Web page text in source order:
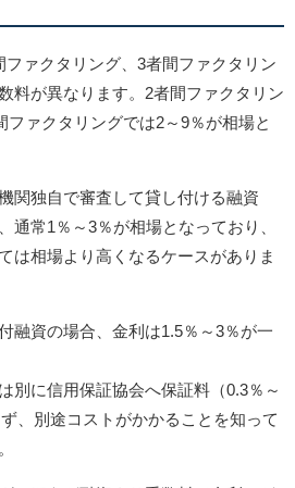
ァクタリング、3者間ファクタリン
料が異なります。2者間ファクタリン
ファクタリングでは2～9％が相場と
関独自で審査して貸し付ける融資
通常1％～3％が相場となっており、
は相場より高くなるケースがありま
融資の場合、金利は1.5％～3％が一
別に信用保証協会へ保証料（0.3％～
、別途コストがかかることを知って